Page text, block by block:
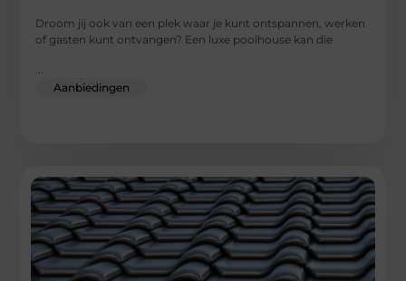
Droom jij ook van een plek waar je kunt ontspannen, werken
of gasten kunt ontvangen? Een luxe poolhouse kan die
Aanbiedingen